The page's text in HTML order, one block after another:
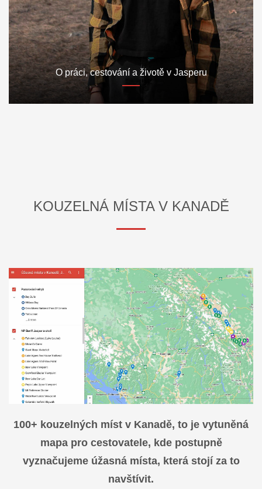
O práci, cestování a životě v Jasperu
KOUZELNÁ MÍSTA V KANADĚ
100+ kouzelných míst v Kanadě, to je vytuněná
mapa pro cestovatele, kde postupně
vyznačujeme úžasná místa, která stojí za to
navštívit.